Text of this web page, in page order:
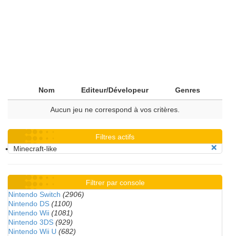
Nom Editeur/Dévelopeur Genres
Aucun jeu ne correspond à vos critères.
Filtres actifs
Minecraft-like
Filtrer par console
Nintendo Switch (2906)
Nintendo DS (1100)
Nintendo Wii (1081)
Nintendo 3DS (929)
Nintendo Wii U (682)